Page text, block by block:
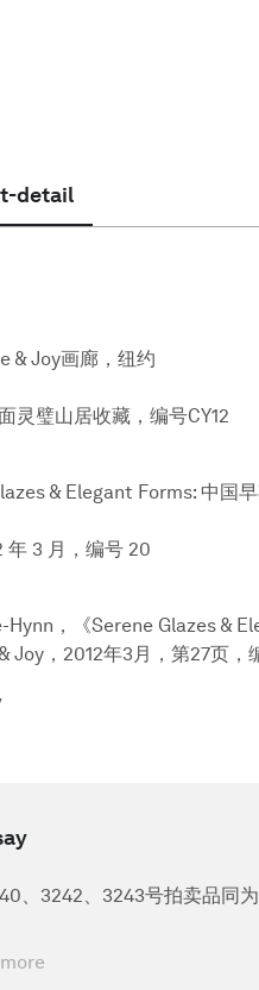
detail
& Joy画廊，纽约
灵璧山居收藏，编号CY12
& Elegant Forms: 中国
年 3 月，编号 20
Hynn，《Serene Glazes &
Joy，2012年3月，第27页，
、3242、3243号拍卖品同